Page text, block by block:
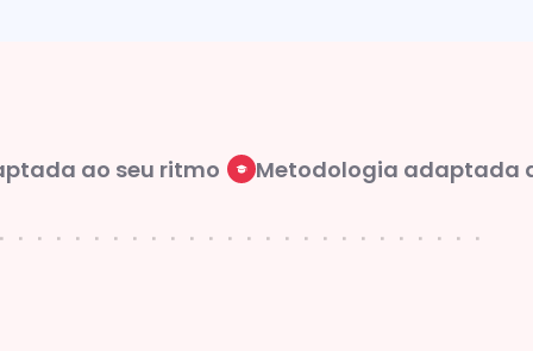
ao seu ritmo Metodologia adaptada ao